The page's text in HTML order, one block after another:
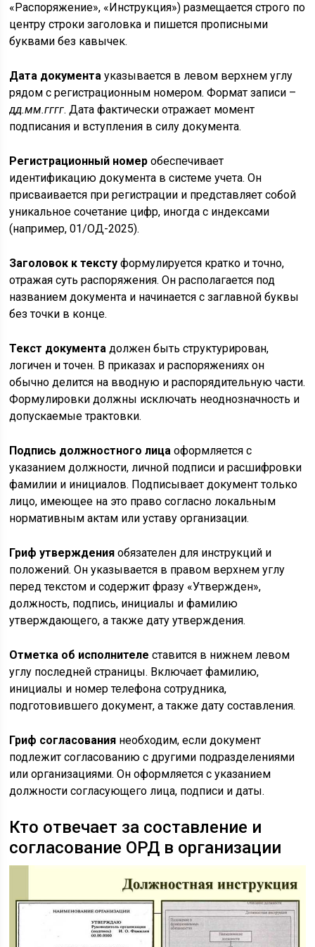
«Распоряжение», «Инструкция») размещается строго по
центру строки заголовка и пишется прописными
буквами без кавычек.
Дата документа указывается в левом верхнем углу
рядом с регистрационным номером. Формат записи –
дд.мм.гггг. Дата фактически отражает момент
подписания и вступления в силу документа.
Регистрационный номер обеспечивает
идентификацию документа в системе учета. Он
присваивается при регистрации и представляет собой
уникальное сочетание цифр, иногда с индексами
(например, 01/ОД-2025).
Заголовок к тексту формулируется кратко и точно,
отражая суть распоряжения. Он располагается под
названием документа и начинается с заглавной буквы
без точки в конце.
Текст документа должен быть структурирован,
логичен и точен. В приказах и распоряжениях он
обычно делится на вводную и распорядительную части.
Формулировки должны исключать неоднозначность и
допускаемые трактовки.
Подпись должностного лица оформляется с
указанием должности, личной подписи и расшифровки
фамилии и инициалов. Подписывает документ только
лицо, имеющее на это право согласно локальным
нормативным актам или уставу организации.
Гриф утверждения обязателен для инструкций и
положений. Он указывается в правом верхнем углу
перед текстом и содержит фразу «Утвержден»,
должность, подпись, инициалы и фамилию
утверждающего, а также дату утверждения.
Отметка об исполнителе ставится в нижнем левом
углу последней страницы. Включает фамилию,
инициалы и номер телефона сотрудника,
подготовившего документ, а также дату составления.
Гриф согласования необходим, если документ
подлежит согласованию с другими подразделениями
или организациями. Он оформляется с указанием
должности согласующего лица, подписи и даты.
Кто отвечает за составление и
согласование ОРД в организации